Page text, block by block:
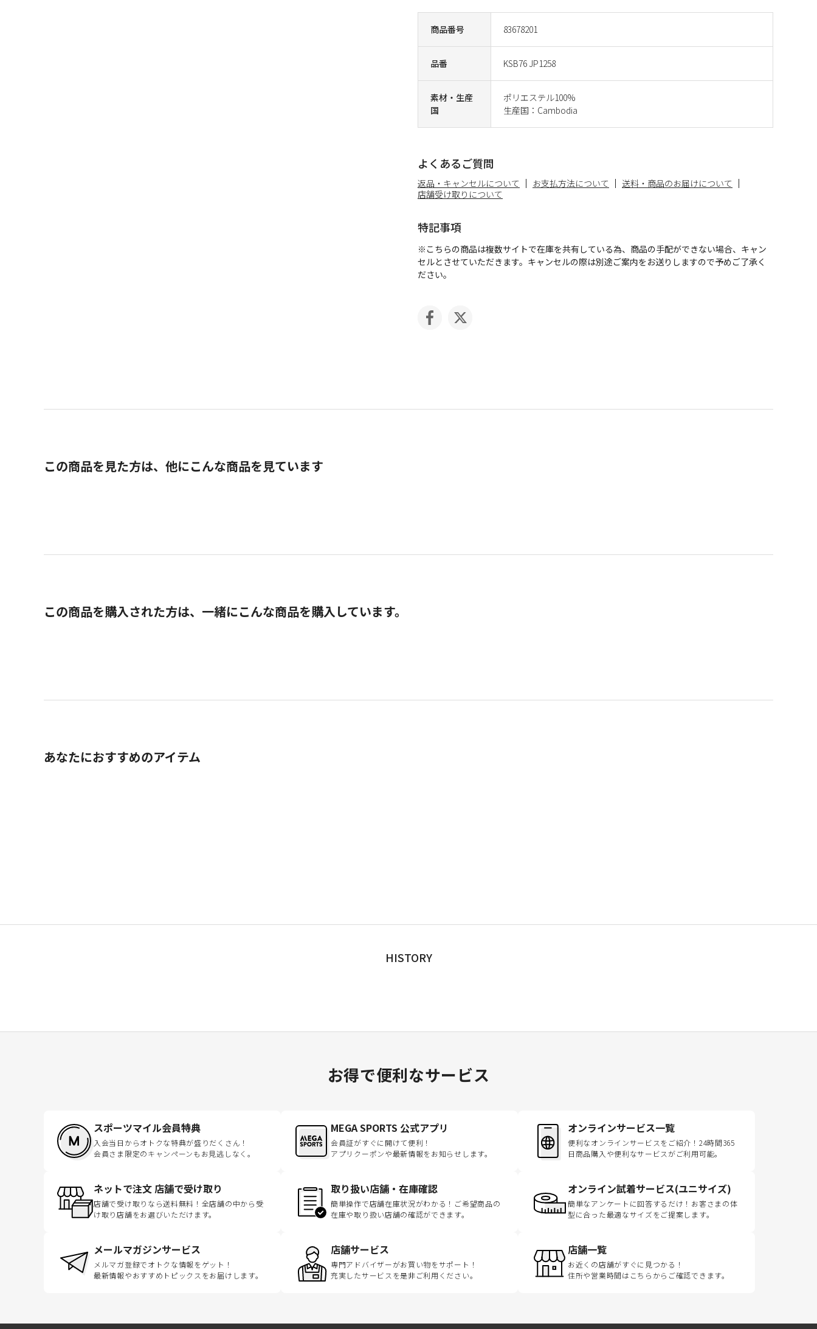
商品番号 83678201
品番 KSB76 JP1258
素材・生産
国
ポリエステル100%
生産国：Cambodia
よくあるご質問
返品・キャンセルについて お支払方法について
送料・商品のお届けについて
店舗受け取りについて
特記事項
※こちらの商品は複数サイトで在庫を共有している為、商品の手配ができない場合、キャン
セルとさせていただきます。キャンセルの際は別途ご案内をお送りしますので予めご了承く
ださい。
この商品を見た方は、他にこんな商品を見ています
この商品を購入された方は、一緒にこんな商品を購入しています。
あなたにおすすめのアイテム
HISTORY
お得で便利なサービス
スポーツマイル会員特典
入会当日からオトクな特典が盛りだくさん！
会員さま限定のキャンペーンもお見逃しなく。
MEGA SPORTS 公式アプリ
会員証がすぐに開けて便利！
アプリクーポンや最新情報をお知らせします。
オンラインサービス一覧
便利なオンラインサービスをご紹介！24時間365
日商品購入や便利なサービスがご利用可能。
ネットで注文 店舗で受け取り
店舗で受け取りなら送料無料！全店舗の中から受
け取り店舗をお選びいただけます。
取り扱い店舗・在庫確認
簡単操作で店舗在庫状況がわかる！ご希望商品の
在庫や取り扱い店舗の確認ができます。
オンライン試着サービス(ユニサイズ)
簡単なアンケートに回答するだけ！お客さまの体
型に合った最適なサイズをご提案します。
メールマガジンサービス
メルマガ登録でオトクな情報をゲット！
最新情報やおすすめトピックスをお届けします。
店舗サービス
専門アドバイザーがお買い物をサポート！
充実したサービスを是非ご利用ください。
店舗一覧
お近くの店舗がすぐに見つかる！
住所や営業時間はこちらからご確認できます。